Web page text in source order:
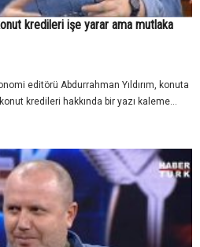
kredileri işe yarar ama mutlaka
editörü Abdurrahman Yıldırım, konuta
kredileri hakkında bir yazı kaleme...